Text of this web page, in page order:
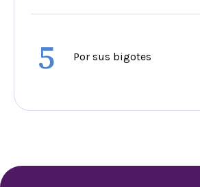
5 Por sus bigotes